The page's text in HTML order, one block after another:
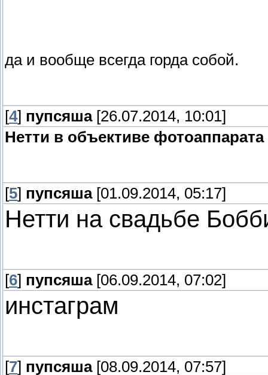
да и вообще всегда горда собой.
[4] пупсяша[26.07.2014, 10:01]
Нетти в объективе
[5] пупсяша[01.09.2014, 05:17]
Нетти на свадьбе
[6] пупсяша[06.09.2014, 07:02]
инстаграм
[7] пупсяша[08.09.2014, 07:57]